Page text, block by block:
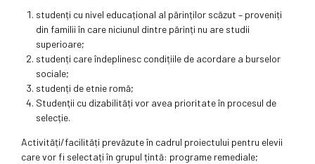
studenți cu nivel educațional al părinților scăzut – proveniți
din familii în care niciunul dintre părinți nu are studii
superioare;
studenți care îndeplinesc condițiile de acordare a burselor
sociale;
studenți de etnie romă;
Studenţii cu dizabilități vor avea prioritate în procesul de
selecție.
Activități/facilități prevăzute în cadrul proiectului pentru elevii
care vor fi selectați în grupul țintă: programe remediale;